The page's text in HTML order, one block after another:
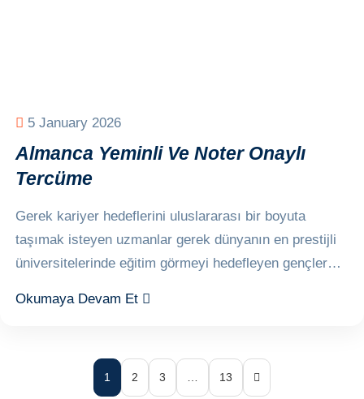
5 January 2026
Almanca Yeminli Ve Noter Onaylı
Tercüme
Gerek kariyer hedeflerini uluslararası bir boyuta
taşımak isteyen uzmanlar gerek dünyanın en prestijli
üniversitelerinde eğitim görmeyi hedefleyen gençler…
Okumaya Devam Et
1 2 3 13